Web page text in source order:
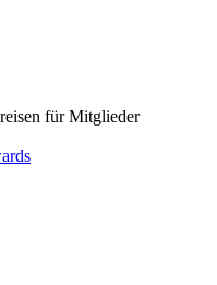
für Mitglieder